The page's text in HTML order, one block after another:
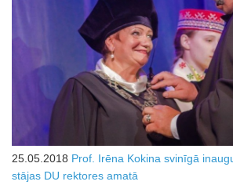
25.05.2018 Prof. Irēna Kokina svinīgā
stājas DU rektores amatā